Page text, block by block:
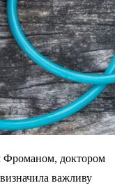
Фроманом, доктором
важливу